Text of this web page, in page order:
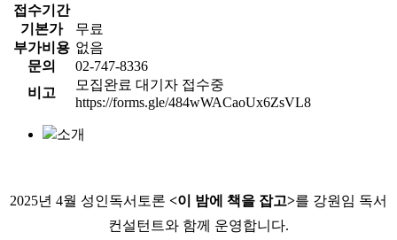
접수기간
기본가
무료
부가비용 없음
문의
02-747-8336
비고
모집완료 대기자 접수중
https://forms.gle/484wWACaoUx6ZsVL8
소개
2025년 4월 성인독서토론 <이 밤에 책을 잡고>를 강원임 독서
컨설턴트와 함께 운영합니다.